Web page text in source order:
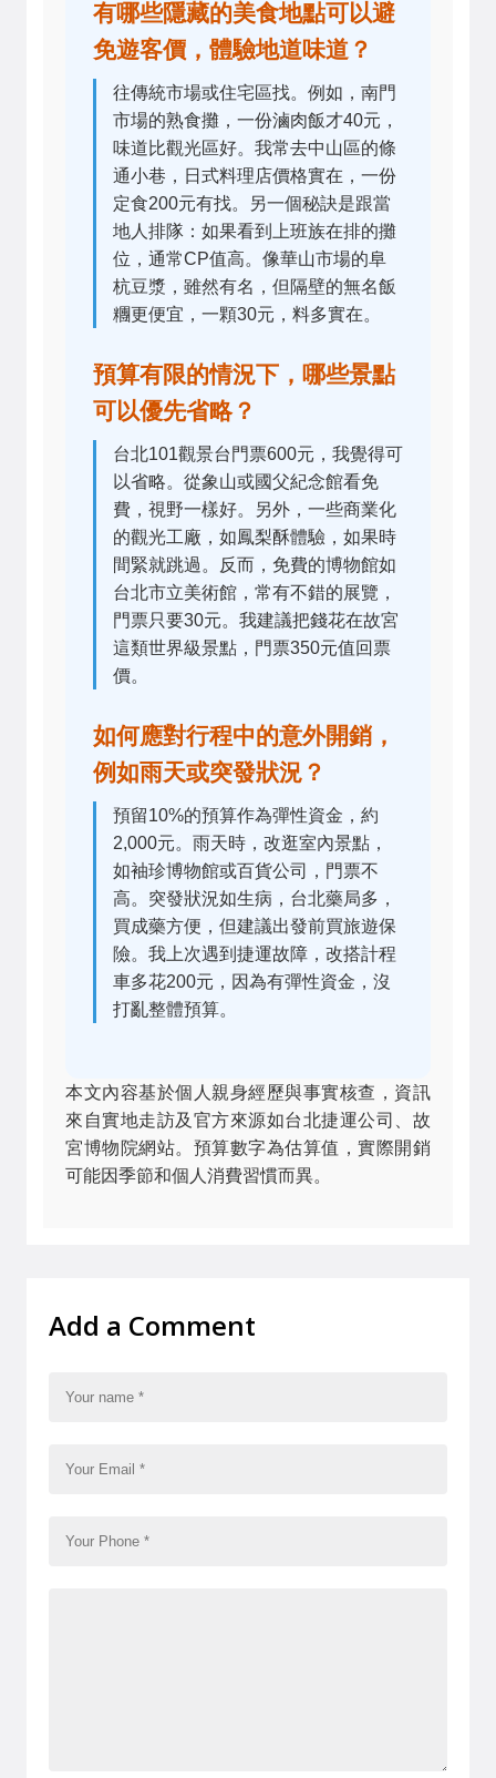
有哪些隱藏的美食地點可以避
免遊客價，體驗地道味道？
往傳統市場或住宅區找。例如，南門
市場的熟食攤，一份滷肉飯才40元，
味道比觀光區好。我常去中山區的條
通小巷，日式料理店價格實在，一份
定食200元有找。另一個秘訣是跟當
地人排隊：如果看到上班族在排的攤
位，通常CP值高。像華山市場的阜
杭豆漿，雖然有名，但隔壁的無名飯
糰更便宜，一顆30元，料多實在。
預算有限的情況下，哪些景點
可以優先省略？
台北101觀景台門票600元，我覺得可
以省略。從象山或國父紀念館看免
費，視野一樣好。另外，一些商業化
的觀光工廠，如鳳梨酥體驗，如果時
間緊就跳過。反而，免費的博物館如
台北市立美術館，常有不錯的展覽，
門票只要30元。我建議把錢花在故宮
這類世界級景點，門票350元值回票
價。
如何應對行程中的意外開銷，
例如雨天或突發狀況？
預留10%的預算作為彈性資金，約
2,000元。雨天時，改逛室內景點，
如袖珍博物館或百貨公司，門票不
高。突發狀況如生病，台北藥局多，
買成藥方便，但建議出發前買旅遊保
險。我上次遇到捷運故障，改搭計程
車多花200元，因為有彈性資金，沒
打亂整體預算。
本文內容基於個人親身經歷與事實核查，資訊
來自實地走訪及官方來源如台北捷運公司、故
宮博物院網站。預算數字為估算值，實際開銷
可能因季節和個人消費習慣而異。
Add a Comment